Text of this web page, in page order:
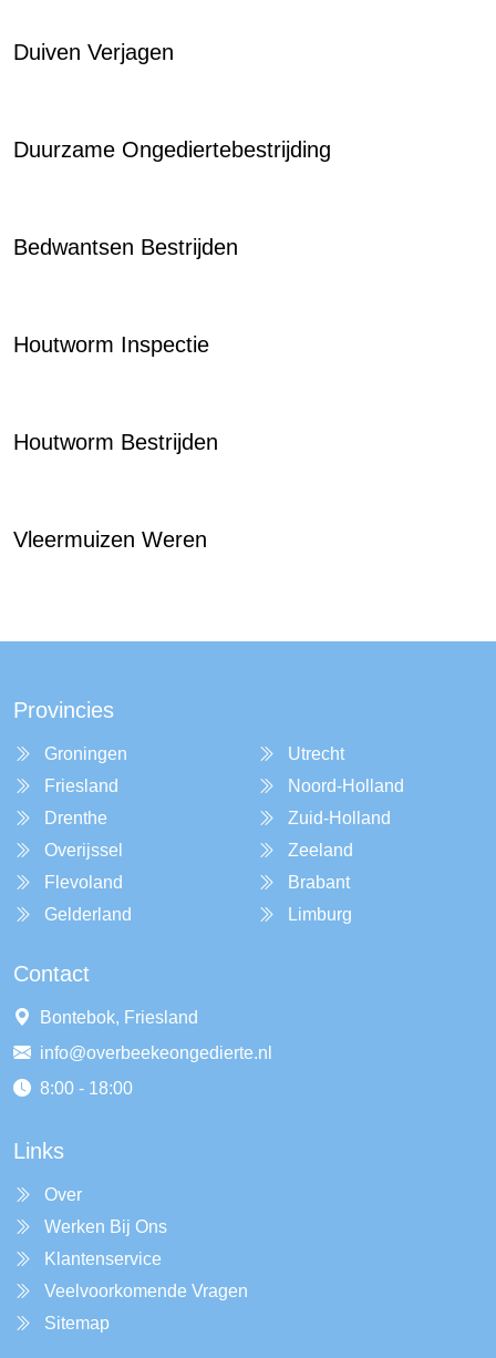
Duiven Verjagen
Duurzame Ongediertebestrijding
Bedwantsen Bestrijden
Houtworm Inspectie
Houtworm Bestrijden
Vleermuizen Weren
Provincies
Groningen
Friesland
Drenthe
Overijssel
Flevoland
Gelderland
Utrecht
Noord-Holland
Zuid-Holland
Zeeland
Brabant
Limburg
Contact
Bontebok, Friesland
info@overbeekeongedierte.nl
8:00 - 18:00
Links
Over
Werken Bij Ons
Klantenservice
Veelvoorkomende Vragen
Sitemap